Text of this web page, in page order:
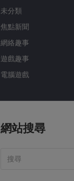
未分類
焦點新聞
網絡趣事
遊戲趣事
電腦遊戲
網站搜尋